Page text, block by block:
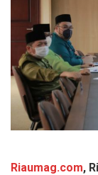
Riaumag.com,